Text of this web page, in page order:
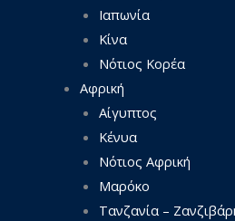
Ιαπωνία
Κίνα
Νότιος Κορέα
Αφρική
Αίγυπτος
Κένυα
Νότιος Αφρική
Μαρόκο
Τανζανία –